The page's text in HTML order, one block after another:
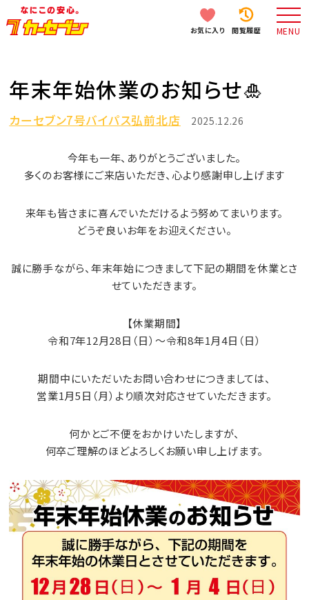
お気に入り 閲覧履歴 MENU
年末年始休業のお知らせ🎍
カーセブン7号バイパス弘前北店 2025.12.26
今年も一年、ありがとうございました。
多くのお客様にご来店いただき、心より感謝申し上げます
来年も皆さまに喜んでいただけるよう努めてまいります。
どうぞ良いお年をお迎えください。
誠に勝手ながら、年末年始につきまして下記の期間を休業とさ
せていただきます。
【休業期間】
令和7年12月28日（日）～令和8年1月4日（日）
期間中にいただいたお問い合わせにつきましては、
営業1月5日（月）より順次対応させていただきます。
何かとご不便をおかけいたしますが、
何卒ご理解のほどよろしくお願い申し上げます。